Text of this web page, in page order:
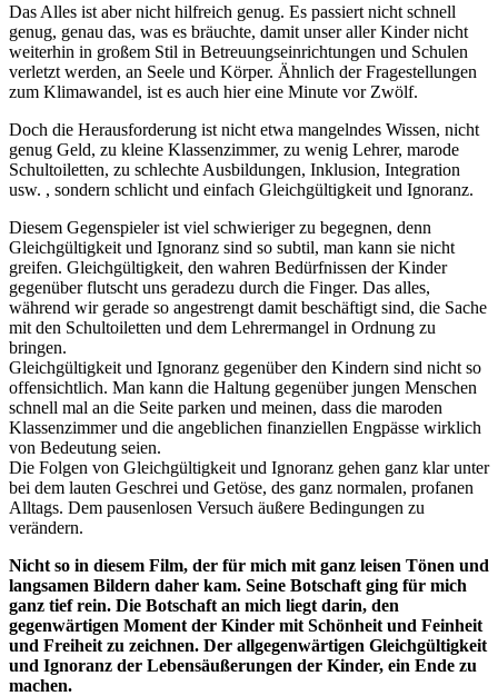
Das Alles ist aber nicht hilfreich genug. Es passiert nicht schnell
genug, genau das, was es bräuchte, damit unser aller Kinder nicht
weiterhin in großem Stil in Betreuungseinrichtungen und Schulen
verletzt werden, an Seele und Körper. Ähnlich der Fragestellungen
zum Klimawandel, ist es auch hier eine Minute vor Zwölf.
Doch die Herausforderung ist nicht etwa mangelndes Wissen, nicht
genug Geld, zu kleine Klassenzimmer, zu wenig Lehrer, marode
Schultoiletten, zu schlechte Ausbildungen, Inklusion, Integration
usw. , sondern schlicht und einfach Gleichgültigkeit und Ignoranz.
Diesem Gegenspieler ist viel schwieriger zu begegnen, denn
Gleichgültigkeit und Ignoranz sind so subtil, man kann sie nicht
greifen. Gleichgültigkeit, den wahren Bedürfnissen der Kinder
gegenüber flutscht uns geradezu durch die Finger. Das alles,
während wir gerade so angestrengt damit beschäftigt sind, die Sache
mit den Schultoiletten und dem Lehrermangel in Ordnung zu
bringen.
Gleichgültigkeit und Ignoranz gegenüber den Kindern sind nicht so
offensichtlich. Man kann die Haltung gegenüber jungen Menschen
schnell mal an die Seite parken und meinen, dass die maroden
Klassenzimmer und die angeblichen finanziellen Engpässe wirklich
von Bedeutung seien.
Die Folgen von Gleichgültigkeit und Ignoranz gehen ganz klar unter
bei dem lauten Geschrei und Getöse, des ganz normalen, profanen
Alltags. Dem pausenlosen Versuch äußere Bedingungen zu
verändern.
Nicht so in diesem Film, der für mich mit ganz leisen Tönen und
langsamen Bildern daher kam. Seine Botschaft ging für mich
ganz tief rein. Die Botschaft an mich liegt darin, den
gegenwärtigen Moment der Kinder mit Schönheit und Feinheit
und Freiheit zu zeichnen. Der allgegenwärtigen Gleichgültigkeit
und Ignoranz der Lebensäußerungen der Kinder, ein Ende zu
machen.